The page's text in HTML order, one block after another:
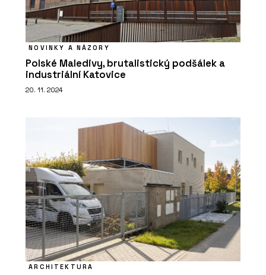
ČLÁNKY
Moderní pojetí páčkových vypínačů
NEXA z tradičních materiálů
NOVINKY A NÁZORY
Polské Maledivy, brutalistický podšálek a
industriální Katovice
20. 11. 2024
ARCHITEKTURA